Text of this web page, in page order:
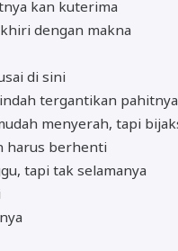
kan kuterima
dengan makna
di sini
tergantikan
menyerah, tapi
harus berhenti
tapi tak selamanya